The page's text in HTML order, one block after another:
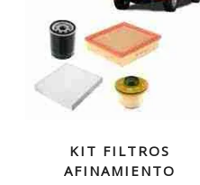
KIT FILTROS
AFINAMIENTO